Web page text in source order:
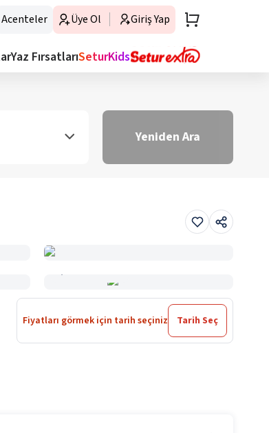
Acenteler Üye Ol Giriş Yap
Yaz FırsatlarıSeturKids
Yeniden Ara
Fiyatları görmek için tarih seçiniz Tarih Seç